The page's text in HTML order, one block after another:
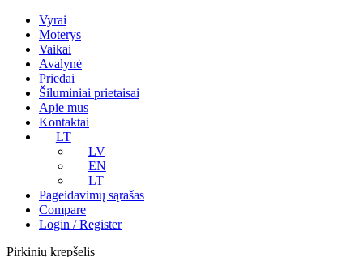
Vyrai
Moterys
Vaikai
Avalynė
Priedai
Šiluminiai prietaisai
Apie mus
Kontaktai
LT
LV
EN
LT
Pageidavimų sąrašas
Compare
Login / Register
Pirkinių krepšelis